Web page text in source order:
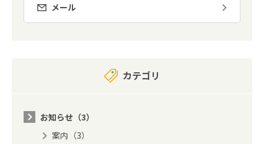
メール
カテゴリ
お知らせ（3）
案内（3）